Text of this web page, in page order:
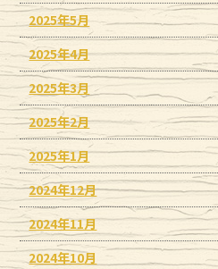
2025年5月
2025年4月
2025年3月
2025年2月
2025年1月
2024年12月
2024年11月
2024年10月